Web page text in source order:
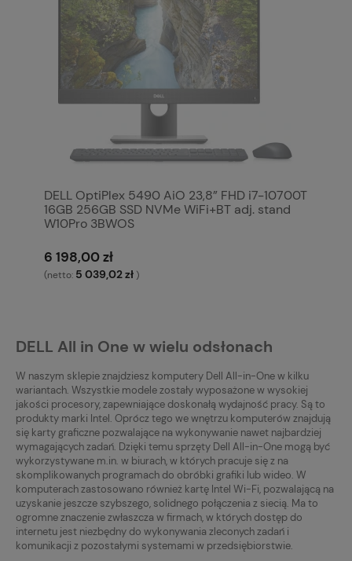
DELL OptiPlex 5490 AiO 23,8” FHD i7-10700T
16GB 256GB SSD NVMe WiFi+BT adj. stand
W10Pro 3BWOS
6 198,00 zł
(netto: 5 039,02 zł )
DELL All in One w wielu odsłonach
W naszym sklepie znajdziesz komputery Dell All-in-One w kilku
wariantach. Wszystkie modele zostały wyposażone w wysokiej
jakości procesory, zapewniające doskonałą wydajność pracy. Są to
produkty marki Intel. Oprócz tego we wnętrzu komputerów znajdują
się karty graficzne pozwalające na wykonywanie nawet najbardziej
wymagających zadań. Dzięki temu sprzęty Dell All-in-One mogą być
wykorzystywane m.in. w biurach, w których pracuje się z na
skomplikowanych programach do obróbki grafiki lub wideo. W
komputerach zastosowano również kartę Intel Wi-Fi, pozwalającą na
uzyskanie jeszcze szybszego, solidnego połączenia z siecią. Ma to
ogromne znaczenie zwłaszcza w firmach, w których dostęp do
internetu jest niezbędny do wykonywania zleconych zadań i
komunikacji z pozostałymi systemami w przedsiębiorstwie.